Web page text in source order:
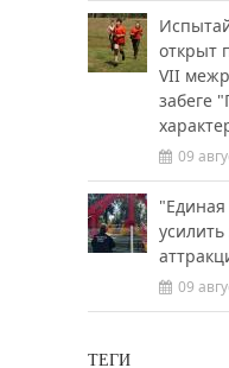
открыт
VII
забеге
09
"Единая
09
ТЕГИ